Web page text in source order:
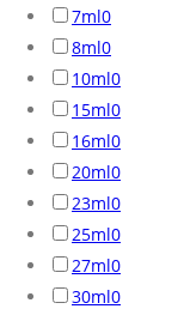
7ml0
8ml0
10ml0
15ml0
16ml0
20ml0
23ml0
25ml0
27ml0
30ml0